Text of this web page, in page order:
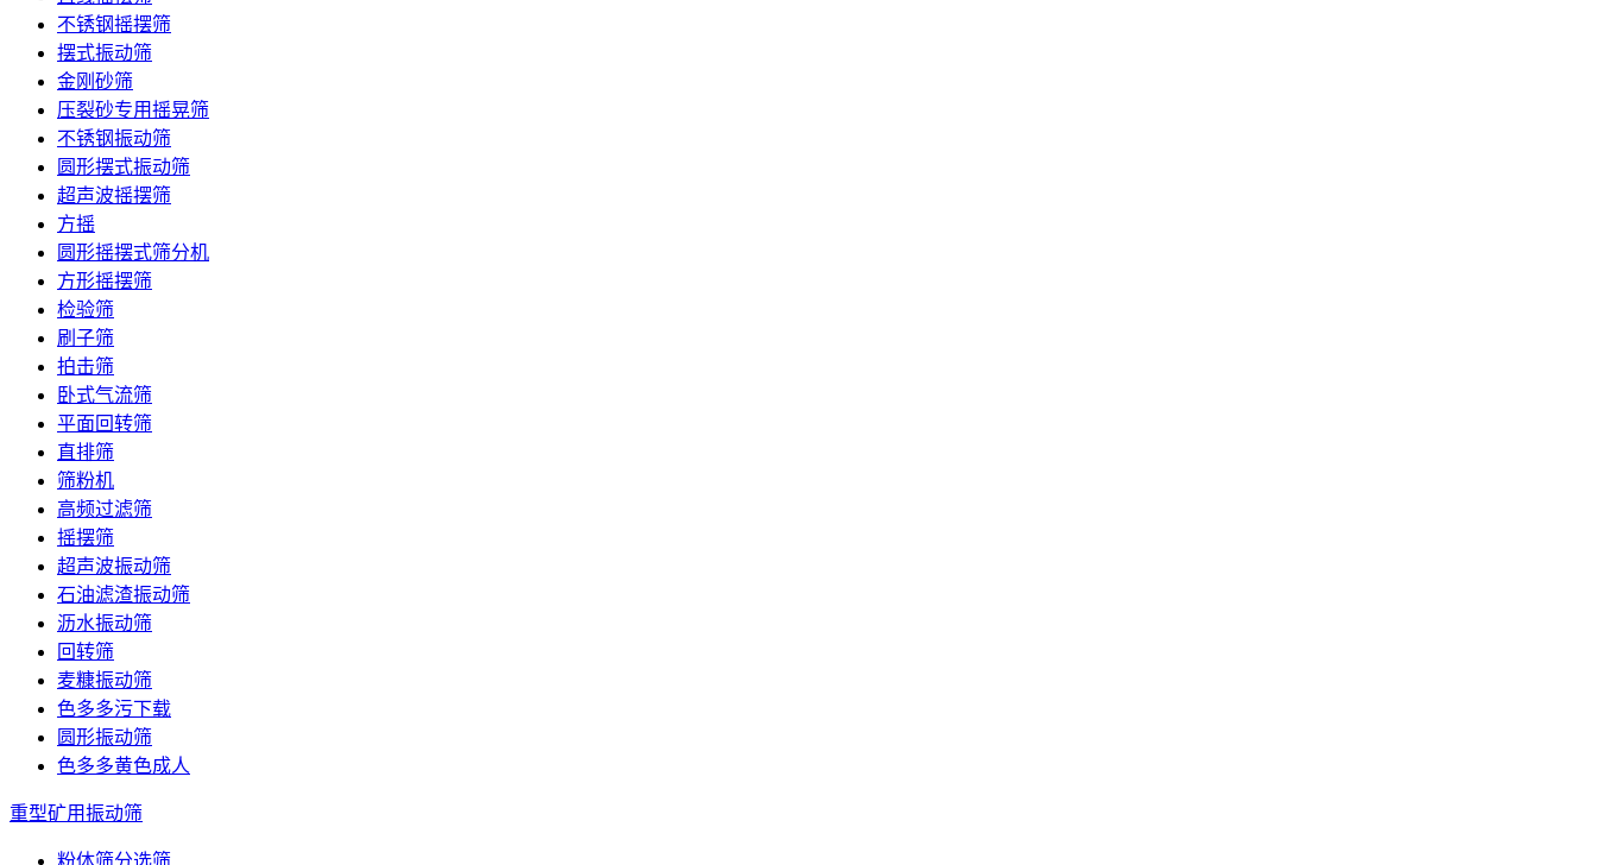
不锈钢摇摆筛
摆式振动筛
金刚砂筛
压裂砂专用摇晃筛
不锈钢振动筛
圆形摆式振动筛
超声波摇摆筛
方摇
圆形摇摆式筛分机
方形摇摆筛
检验筛
刷子筛
拍击筛
卧式气流筛
平面回转筛
直排筛
筛粉机
高频过滤筛
摇摆筛
超声波振动筛
石油滤渣振动筛
沥水振动筛
回转筛
麦糠振动筛
色多多污下载
圆形振动筛
色多多黄色成人
重型矿用振动筛
粉体筛分选筛